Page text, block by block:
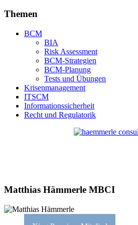
Themen
BCM
BIA
Risk Assessment
BCM-Strategien
BCM-Planung
Tests und Übungen
Krisenmanagement
ITSCM
Informationssicherheit
Recht und Regulatorik
Matthias Hämmerle MBCI